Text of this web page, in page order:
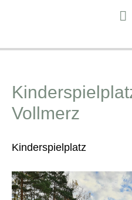
Vollmerz
Kinderspielplatz